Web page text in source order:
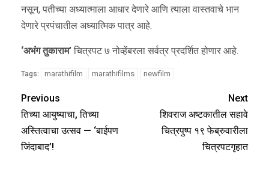
नसून, पतीच्या अध्यात्माला आधार देणारे आणि त्याला वास्तवाचे भान
देणारे प्रपंचातील अध्यात्मिक पात्र आहे.
‘अभंग तुकाराम’ चित्रपट ७ नोव्हेंबरला सर्वत्र प्रदर्शित होणार आहे.
Tags: marathifilm marathifilms newfilm
Previous
तिच्या आयुष्याचा, तिच्या
अस्तित्वाचा उत्सव — ‘बाईपण
जिंदाबाद’!
Next
शिवराज अष्टकातील सहावे
चित्रपुष्प १९ फेब्रुवारीला
चित्रपटगृहात